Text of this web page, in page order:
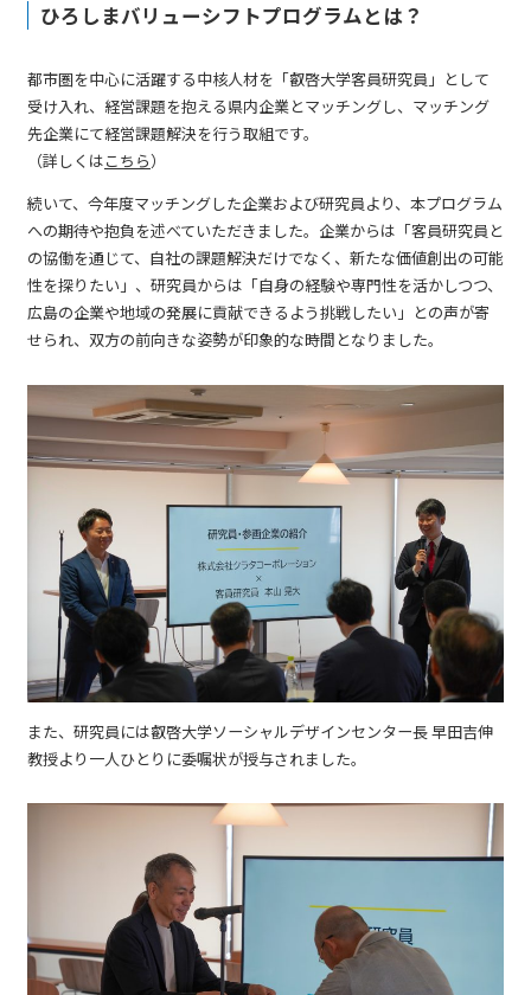
ひろしまバリューシフトプログラムとは？
都市圏を中心に活躍する中核人材を「叡啓大学客員研究員」として
受け入れ、経営課題を抱える県内企業とマッチングし、マッチング
先企業にて経営課題解決を行う取組です。
（詳しくはこちら）
続いて、今年度マッチングした企業および研究員より、本プログラム
への期待や抱負を述べていただきました。企業からは「客員研究員と
の協働を通じて、自社の課題解決だけでなく、新たな価値創出の可能
性を探りたい」、研究員からは「自身の経験や専門性を活かしつつ、
広島の企業や地域の発展に貢献できるよう挑戦したい」との声が寄
せられ、双方の前向きな姿勢が印象的な時間となりました。
また、研究員には叡啓大学ソーシャルデザインセンター長 早田吉伸
教授より一人ひとりに委嘱状が授与されました。